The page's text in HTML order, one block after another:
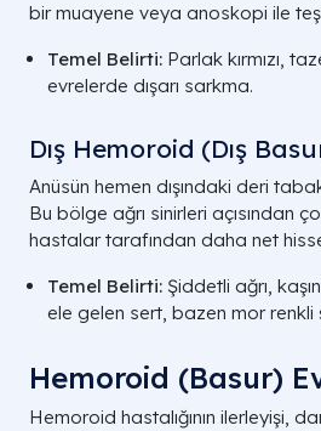
bir muayene veya anoskopi ile
Temel Belirti: Parlak kırmızı,
evrelerde dışarı sarkma.
Dış Hemoroid (Dış
Anüsün hemen dışındaki deri
Bu bölge ağrı sinirleri açısından
hastalar tarafından daha net
Temel Belirti: Şiddetli ağrı,
ele gelen sert, bazen mor renkli
Hemoroid (Basur)
Hemoroid hastalığının ilerleyişi,